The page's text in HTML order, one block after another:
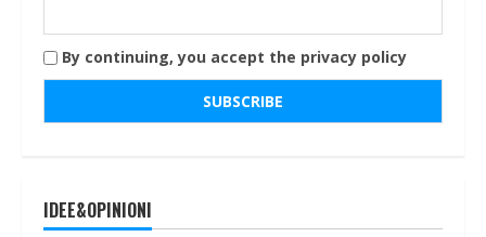
By continuing, you accept the privacy policy
IDEE&OPINIONI